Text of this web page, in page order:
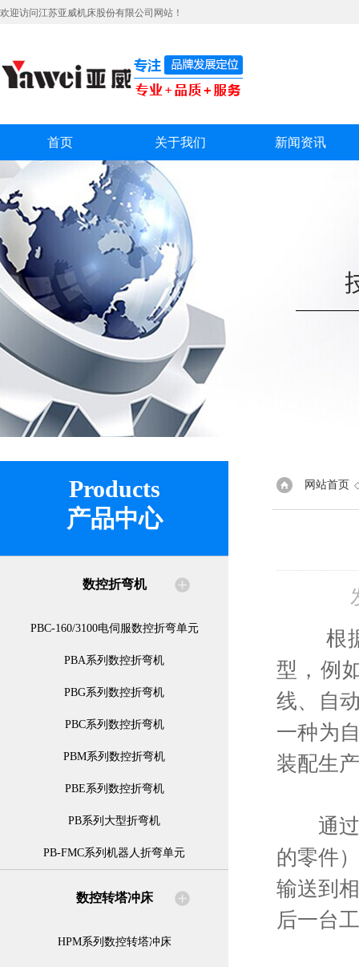
欢迎访问江苏亚威机床股份有限公司网站！
首页 关于我们 新闻资讯
Products
产品中心
数控折弯机
PBC-160/3100电伺服数控折弯单元
PBA系列数控折弯机
PBG系列数控折弯机
PBC系列数控折弯机
PBM系列数控折弯机
PBE系列数控折弯机
PB系列大型折弯机
PB-FMC系列机器人折弯单元
数控转塔冲床
HPM系列数控转塔冲床
网站首页
根据
型，例
线、自
一种为
装配生
通过
的零件
输送到
后一台